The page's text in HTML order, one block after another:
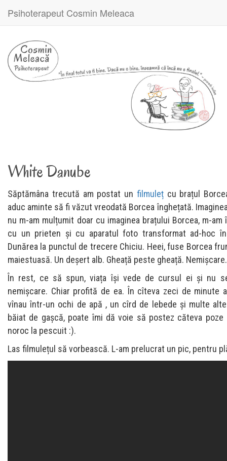
Psihoterapeut Cosmin Meleaca
White Danube
Săptămâna trecută am postat un filmulețcu brațul
aduc aminte să fi văzut vreodată Borcea înghețată.
nu m-am mulțumit doar cu imaginea brațului Borcea, m-
cu un prieten și cu aparatul foto transformat ad-hoc
Dunărea la punctul de trecere Chiciu. Heei, fuse Borcea
maiestuasă. Un deșert alb. Gheață peste gheață. Nemișcare.
În rest, ce să spun, viața își vede de cursul ei și nu
nemișcare. Chiar profită de ea. În cîteva zeci de minute
vînau într-un ochi de apă , un cîrd de lebede și multe
băiat de gașcă, poate îmi dă voie să postez căteva
noroc la pescuit :).
Las filmulețul să vorbească. L-am prelucrat un pic, pentru